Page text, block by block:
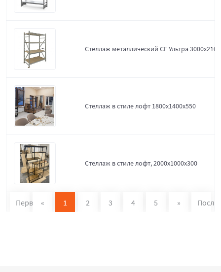
Стеллаж металлический СГ Ультра
Стеллаж в стиле лофт 1800х1400х550
Стеллаж в стиле лофт, 2000х1000х300
Первая « 1 2 3 4 5 »